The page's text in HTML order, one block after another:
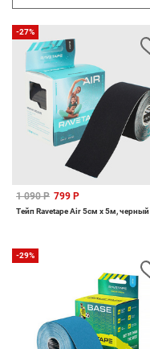
-27%
1 090 Р 799 Р
Тейп Ravetape Air 5см х 5м, черный
-29%